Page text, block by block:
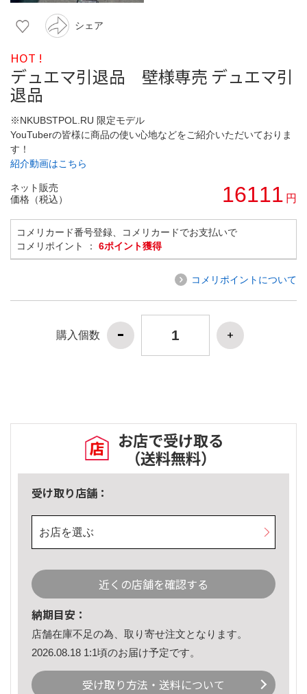
シェア
HOT !
デュエマ引退品 壁様専売 デュエマ引
退品
※NKUBSTPOL.RU 限定モデル
YouTuberの皆様に商品の使い心地などをご紹介いただいておりま
す！
紹介動画はこちら
ネット販売
価格（税込）
16111 円
コメリカード番号登録、コメリカードでお支払いで
コメリポイント ： 6ポイント獲得
コメリポイントについて
購入個数
お店で受け取る
（送料無料）
受け取り店舗：
お店を選ぶ
近くの店舗を確認する
納期目安：
店舗在庫不足の為、取り寄せ注文となります。
2026.08.18 1:1頃のお届け予定です。
受け取り方法・送料について